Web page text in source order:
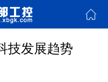
技发展趋势